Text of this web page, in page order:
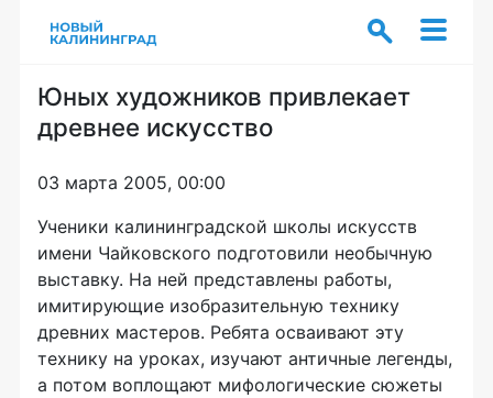
Юных художников привлекает
древнее искусство
03 марта 2005, 00:00
Ученики калининградской школы искусств
имени Чайковского подготовили необычную
выставку. На ней представлены работы,
имитирующие изобразительную технику
древних мастеров. Ребята осваивают эту
технику на уроках, изучают античные легенды,
а потом воплощают мифологические сюжеты